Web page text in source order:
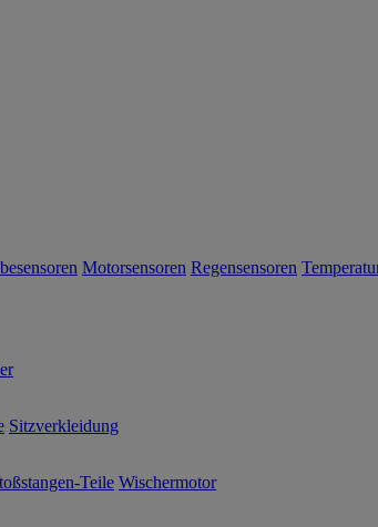
Motorsensoren Regensensoren
Sitzverkleidung
Teile Wischermotor